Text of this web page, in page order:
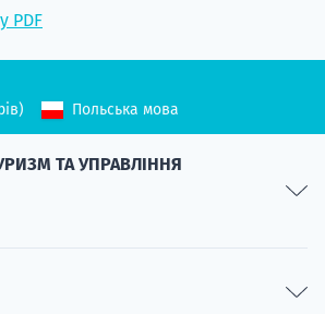
PDF
Польська мова
ТА УПРАВЛІННЯ